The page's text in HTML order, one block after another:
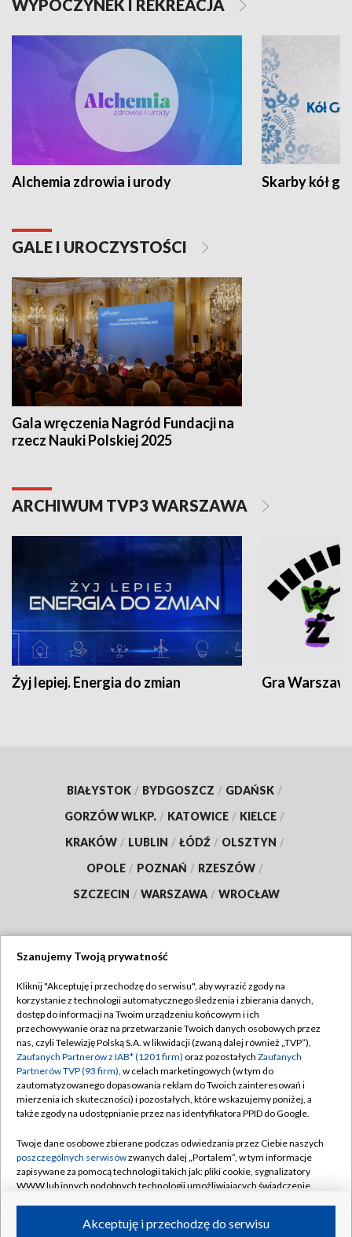
WYPOCZYNEK I REKREACJA
Alchemia zdrowia i urody Skarby kół
GALE I UROCZYSTOŚCI
Gala wręczenia Nagród Fundacji na
rzecz Nauki Polskiej 2025
ARCHIWUM TVP3 WARSZAWA
Żyj lepiej. Energia do zmian Gra
BIAŁYSTOK / BYDGOSZCZ / GDAŃSK /
GORZÓW WLKP. / KATOWICE / KIELCE /
KRAKÓW / LUBLIN / ŁÓDŹ / OLSZTYN /
OPOLE / POZNAŃ / RZESZÓW /
SZCZECIN / WARSZAWA / WROCŁAW
TVP
Abonament TVP
Emisja w TVP
Centrum informacji TVP
Naziemna Telewizja Cyfrowa
Rada Programowa
System NOS
Informacje o nadawcy
Program dla prasy
Regulamin TVP
Polityka prywatności
Moje zgody
Pomoc
Kontakt
Kanały
Szanujemy Twoją prywatność
Kliknij "Akceptuję i przechodzę do serwisu", aby wyrazić zgody na
korzystanie z technologii automatycznego śledzenia i zbierania danych,
dostęp do informacji na Twoim urządzeniu końcowym i ich
przechowywanie oraz na przetwarzanie Twoich danych osobowych przez
nas, czyli Telewizję Polską S.A. w likwidacji (zwaną dalej również „TVP”),
Zaufanych Partnerów z IAB* (1201 firm) oraz pozostałych Zaufanych
Partnerów TVP (93 firm), w celach marketingowych (w tym do
zautomatyzowanego dopasowania reklam do Twoich zainteresowań i
mierzenia ich skuteczności) i pozostałych, które wskazujemy poniżej, a
także zgody na udostępnianie przez nas identyfikatora PPID do Google.
Twoje dane osobowe zbierane podczas odwiedzania przez Ciebie naszych
poszczególnych serwisówzwanych dalej „Portalem”, w tym informacje
zapisywane za pomocą technologii takich jak: pliki cookie, sygnalizatory
WWW lub innych podobnych technologii umożliwiających świadczenie
ruchu w Internecie.Akceptuję i przechodzę do serwisu